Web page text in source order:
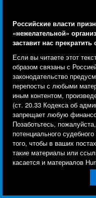
Российские власти
«нежелательной»
заставит нас
Если вы читаете этот
образом связаны с
законодательство
перепосты с любыми
иным контентом,
(ст. 20.33 Кодекса об
запрещает любую
Позаботьтесь,
потенциального
того, чтобы в ваших
такие материалы или
касается и материалов
$1000
Регион / Страна
Европа и
Тема Свобода
ЧИТАТЬ ПОДРОБНЕЕ
11
Human Rights Watch
Мы используем
отслеживания и
инструменты, чтобы
сайт, и улучшить
Используя наш сайт,
Ознакомьтесь с нашей
конфиденциальности,
используются
настройки.